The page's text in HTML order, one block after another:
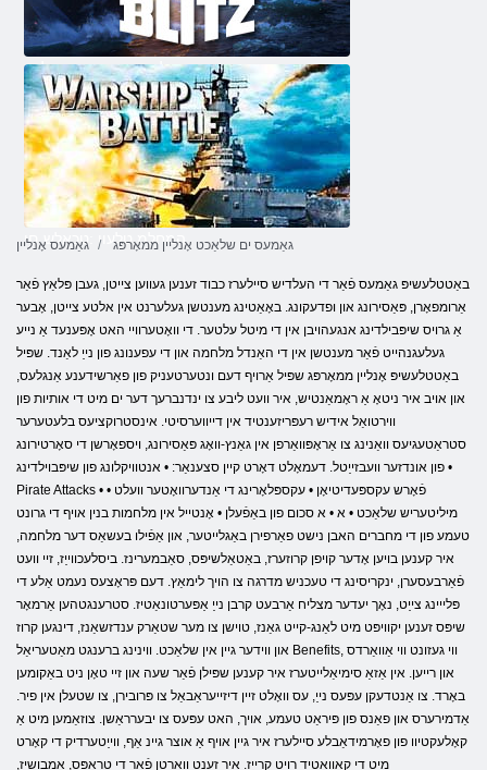
ץילב סּפישרַאוו ןופ טלעוו
המחלמ טלעוו :טכַאלש םי
גאַמעס אָנליין גאַמעס ים שלאַכט אָנליין ממאָרפּג
באַטטלעשיפּ גאַמעס פֿאַר די העלדיש סיילערז כבוד זענען געווען צייטן, געבן פּלאַץ פֿאַר
אַרומפאָרן, פּאַסירונג און ופדעקונג. באָאַטינג מענטשן געלערנט אין אלטע צייטן, אָבער
אַ גרויס שיפּבילדינג אנגעהויבן אין די מיטל עלטער. די וואָטערוויי האט אָפּענעד אַ נייע
געלעגנהייט פֿאַר מענטשן אין די האַנדל מלחמה און די עפענונג פון נייַ לאַנד. שפּיל
באַטטלעשיפּ אָנליין ממאָרפּג שפּיל אַרויף דעם ונטערטעניק פון פאַרשידענע אַנגלעס,
און אויב איר ניטאָ אַ ראָמאַנטיש, איר וועט ליבע צו ינדנברעך דער ים מיט די אותיות פון
ווירטואַל אידיש רעפּריזענטיד אין דייווערסיטי. אינסטרוקציעס בלעטערער
סטראַטעגיעס וואַנינג צו אַראָפּוואַרפן אין גאַנץ-וואָג פּאַסירונג, ויספאָרשן די סאָרטירונג
פון אונדזער וועבזייַטל. דעמאָלט דאָרט קיין סצענאַר: • אנטוויקלונג פון שיפּבוילדינג •
Pirate Attacks • פֿאָרש עקספּעדיטיאָן • עקספּלאָרינג די אַנדערוואָטער וועלט •
מיליטעריש שלאַכט • א • א סכום פון באַפֿעלן • אָנטייל אין מלחמות בנין אויף די גרונט
טעמע פון ​​די מחברים האבן נישט פאַרפירן באַגלייטער, און אַפֿילו בעשאַס דער מלחמה,
איר קענען בויען אָדער קויפן קרוזערז, באַטאַלשיפּס, סאַבמערינז. ביסלעכווייַז, זיי וועט
פֿאַרבעסערן, ינקריסינג די טעכניש מדרגה צו הויך לימאַץ. דעם פּראָצעס נעמט אַלע די
פּלייינג צייַט, נאָך יעדער מצליח אַרבעט קרבן נייַ אַפּערטונאַטיז. סטרענגטהען אַרמאָר
שיפּס זענען יקוויפּט מיט לאַנג-קייט גאַנז, טוישן צו מער שטאַרק ענדזשאַנז, דינגען קרוז
און ווידער גיין אין שלאַכט. ווינינג ברענגט מאַטעריאַל Benefits, ווי געזונט ווי אַוואַרדס
און רייען. אין אַזאַ סימיאַלייטערז איר קענען שפּילן פֿאַר שעה און זיי טאָן ניט באַקומען
באָרד. צו אַנטדעקן עפּעס נייַ, עס וואָלט זיין דיזייעראַבאַל צו פּרובירן, צו שטעלן אין פיר.
אַדמירערס און פאַנס פון פּיראַט טעמע, אויך, האט עפּעס צו יבערראַשן. צוזאַמען מיט אַ
קאָלעקטיוו פון פאָרמידאַבלע סיילערז איר גיין אויף אַ אוצר גיינ אַף, ווייַטערדיק די קאָרט
מיט די קאַוואַטיד רויט קרייַז. איר זענט ווארטן פֿאַר די טראַפּס, אַמבושיז,